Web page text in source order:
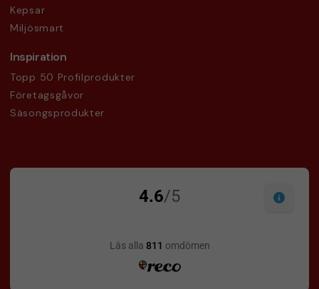
Kepsar
Miljösmart
Inspiration
Topp 50 Profilprodukter
Företagsgåvor
Säsongsprodukter